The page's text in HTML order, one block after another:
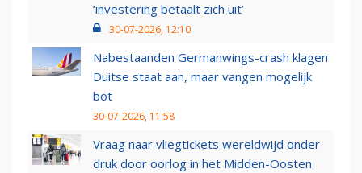
‘investering betaalt zich uit’
30-07-2026, 12:10
Nabestaanden Germanwings-crash klagen
Duitse staat aan, maar vangen mogelijk
bot
30-07-2026, 11:58
Vraag naar vliegtickets wereldwijd onder
druk door oorlog in het Midden-Oosten